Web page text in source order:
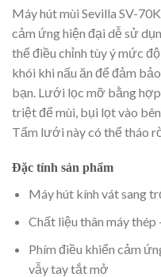
Máy hút mùi Sevilla SV-
cảm ứng hiện đại dễ sử
thể điều chỉnh tùy ý mức
khói khi nấu ăn để đảm
bạn. Lưới lọc mỡ bằng
triệt để mùi, bụi lọt vào
Tấm lưới này có thể tháo
Đặc tính sản phẩm
Máy hút kính vát sang
Chất liệu thân máy thép
Phím điều khiển cảm
vẫy tay tắt mở